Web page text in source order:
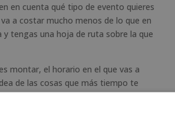
en cuenta qué tipo de evento quieres
a costar mucho menos de lo que en
tengas una hoja de ruta sobre la que
montar, el horario en el que vas a
de las cosas que más tiempo te